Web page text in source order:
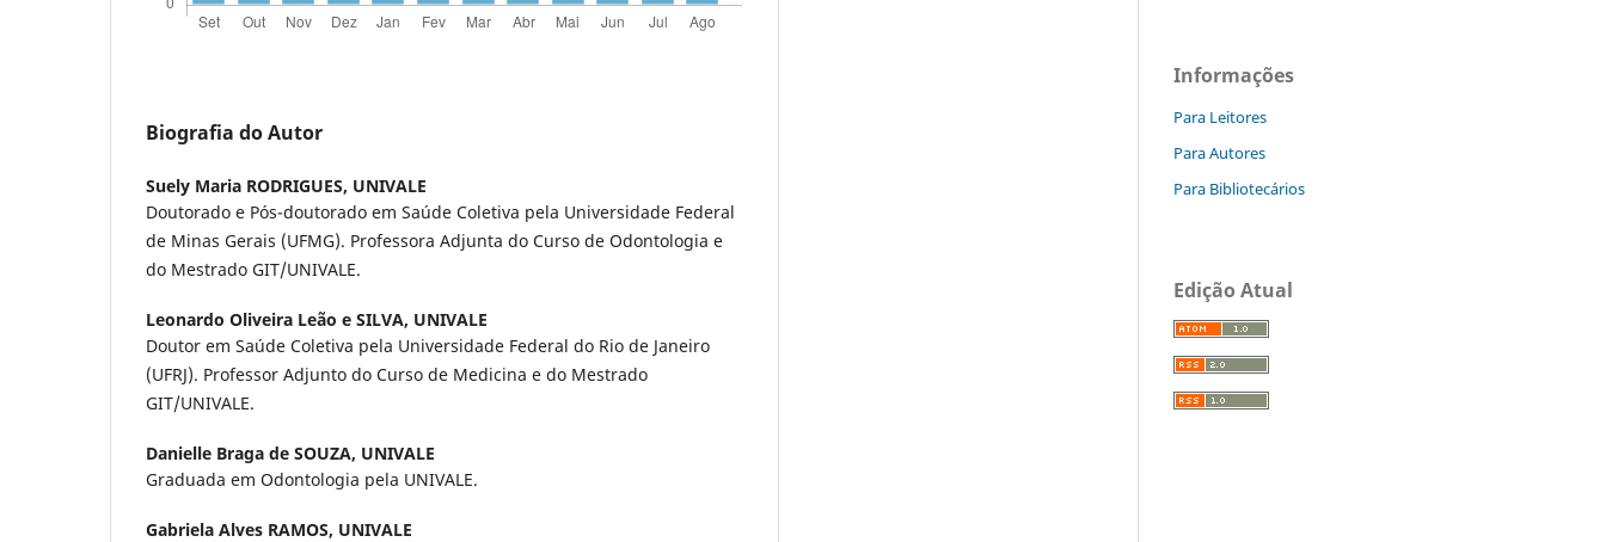
Biografia do Autor
Suely Maria RODRIGUES, UNIVALE
Doutorado e Pós-doutorado em Saúde Coletiva pela Universidade Federal
de Minas Gerais (UFMG). Professora Adjunta do Curso de Odontologia e
do Mestrado GIT/UNIVALE.
Leonardo Oliveira Leão e SILVA, UNIVALE
Doutor em Saúde Coletiva pela Universidade Federal do Rio de Janeiro
(UFRJ). Professor Adjunto do Curso de Medicina e do Mestrado
GIT/UNIVALE.
Danielle Braga de SOUZA, UNIVALE
Graduada em Odontologia pela UNIVALE.
Gabriela Alves RAMOS, UNIVALE
Informações
Para Leitores
Para Autores
Para Bibliotecários
Edição Atual